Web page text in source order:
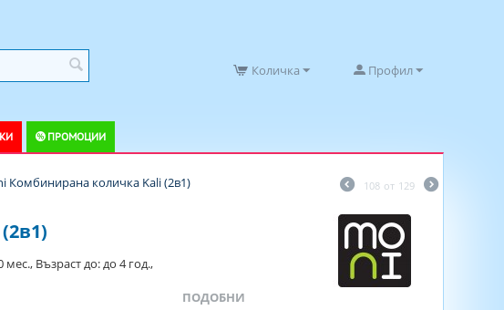
Профил
Количка
ПРОМОЦИИ
Комбинирана количка Kali (2в1) 108 от 129
Възраст до: до 4 год.,
ПОДОБНИ